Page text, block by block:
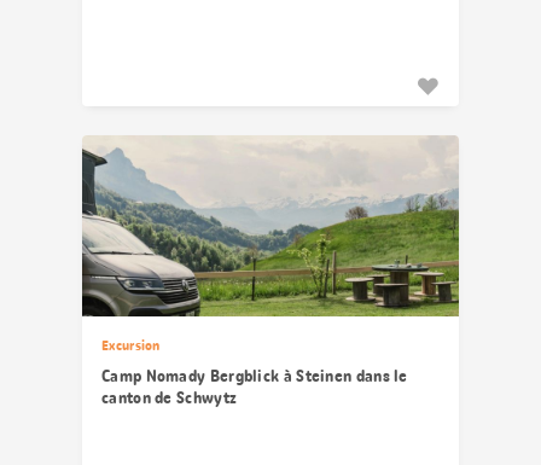
Excursion
Camp Nomady Bergblick à Steinen dans le
canton de Schwytz